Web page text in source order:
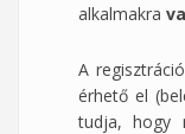
alkalmakra
A
érhető el
tudja, hogy